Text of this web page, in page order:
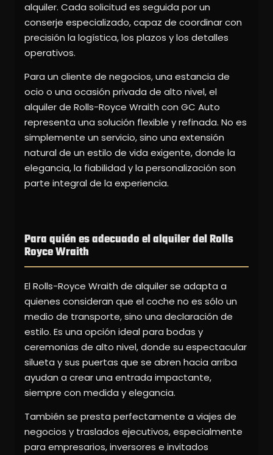
alquiler. Cada solicitud es seguida por un
conserje especializado, capaz de coordinar con
precisión la logística, los plazos y los detalles
operativos.
Para un cliente de negocios, una estancia de
ocio o una ocasión privada de alto nivel, el
alquiler de Rolls-Royce Wraith con GC Auto
representa una solución flexible y refinada. No es
simplemente un servicio, sino una extensión
natural de un estilo de vida exigente, donde la
elegancia, la fiabilidad y la personalización son
parte integral de la experiencia.
Para quién es adecuado el alquiler del Rolls
Royce Wraith
El Rolls-Royce Wraith de alquiler se adapta a
quienes consideran que el coche no es sólo un
medio de transporte, sino una declaración de
estilo. Es una opción ideal para bodas y
ceremonias de alto nivel, donde su espectacular
silueta y sus puertas que se abren hacia arriba
ayudan a crear una entrada impactante,
siempre con medida y elegancia.
También se presta perfectamente a viajes de
negocios y traslados ejecutivos, especialmente
para empresarios, inversores e invitados